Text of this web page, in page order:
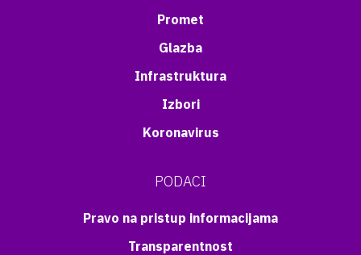
Promet
Glazba
Infrastruktura
Izbori
Koronavirus
PODACI
Pravo na pristup informacijama
Transparentnost